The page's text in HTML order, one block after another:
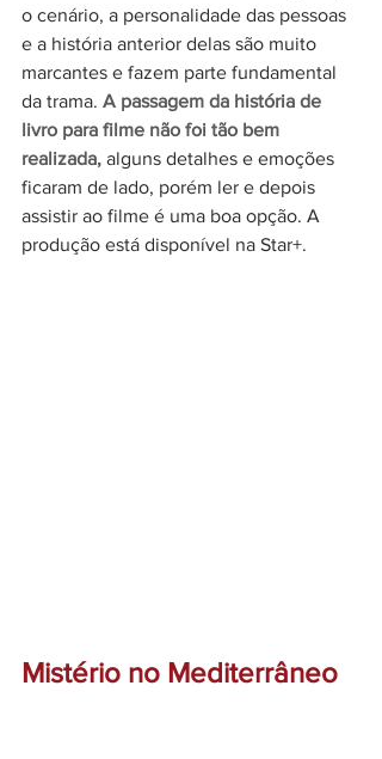
o cenário, a personalidade das pessoas
e a história anterior delas são muito
marcantes e fazem parte fundamental
da trama. A passagem da história de
livro para filme não foi tão bem
realizada, alguns detalhes e emoções
ficaram de lado, porém ler e depois
assistir ao filme é uma boa opção. A
produção está disponível na Star+.
Mistério no Mediterrâneo